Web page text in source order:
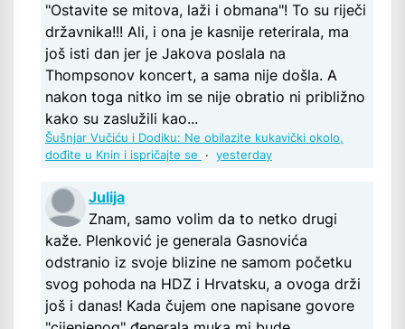
"Ostavite se mitova, laži i obmana"! To su riječi
državnika!!! Ali, i ona je kasnije reterirala, ma
još isti dan jer je Jakova poslala na
Thompsonov koncert, a sama nije došla. A
nakon toga nitko im se nije obratio ni približno
kako su zaslužili kao...
Šušnjar Vučiću i Dodiku: Ne obilazite kukavički okolo,
dođite u Knin i ispričajte se
· yesterday
Julija
Znam, samo volim da to netko drugi
kaže. Plenković je generala Gasnovića
odstranio iz svoje blizine ne samom početku
svog pohoda na HDZ i Hrvatsku, a ovoga drži
još i danas! Kada čujem one napisane govore